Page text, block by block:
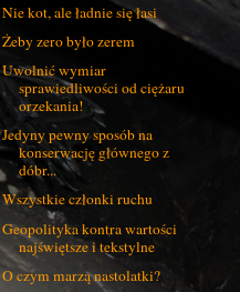
Nie kot, ale ładnie się łasi
Żeby zero było zerem
Uwolnić wymiar
sprawiedliwości od ciężaru
orzekania!
Jedyny pewny sposób na
konserwację głównego z
dóbr...
Wszystkie członki ruchu
Geopolityka kontra wartości
najświętsze i tekstylne
O czym marzą nastolatki?